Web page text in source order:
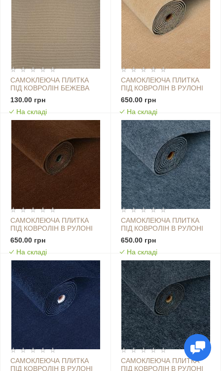
САМОКЛЕЮЧА ПЛИТКА
ПІД КОВРОЛІН БЕЖЕВА
600Х600Х4,5ММ SW-
00001290
130.00 грн
На складі
САМОКЛЕЮЧА ПЛИТКА
ПІД КОВРОЛІН В РУЛОНІ
БЕЖЕВИЙ 600Х3000ММ
SW-00002583
650.00 грн
На складі
САМОКЛЕЮЧА ПЛИТКА
ПІД КОВРОЛІН В РУЛОНІ
КОРИЧНЕВИЙ
600Х3000ММ SW-
00002586
650.00 грн
На складі
САМОКЛЕЮЧА ПЛИТКА
ПІД КОВРОЛІН В РУЛОНІ
СІРИЙ 600Х3000ММ SW-
00002584
650.00 грн
На складі
САМОКЛЕЮЧА ПЛИТКА
ПІД КОВРОЛІН В РУЛОНІ
САМОКЛЕЮЧА ПЛИТКА
ПІД КОВРОЛІН В РУЛОНІ